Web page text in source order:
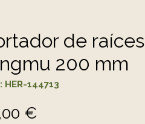
de raíces
200 mm
HER-144713
€